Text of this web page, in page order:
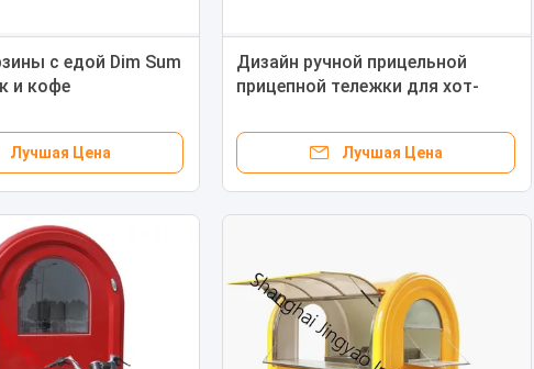
с едой Dim Sum
и кофе
Лучшая Цена
Дизайн ручной прицельной
прицепной тележки для хот-
напитков
Лучшая Цена